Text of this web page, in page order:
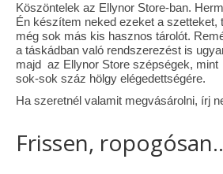
Köszöntelek az Ellynor Store-ban.
Én készítem neked ezeket a szetteket,
még sok más kis hasznos tárolót.
a táskádban való rendszerezést is
majd az Ellynor Store szépségek,
sok-sok száz hölgy elégedettségére.
Ha szeretnél valamit megvásárolni, írj
Frissen,